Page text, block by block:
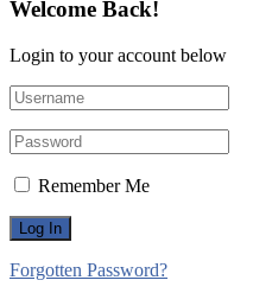
Welcome Back!
Login to your account below
Remember Me
Forgotten Password?